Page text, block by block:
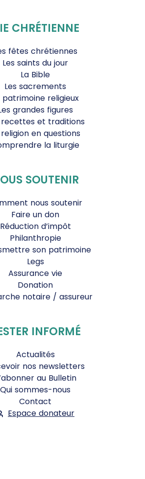
CHRÉTIENNE
fêtes chrétiennes
Les saints du jour
La Bible
Les sacrements
patrimoine religieux
grandes figures
recettes et traditions
religion en questions
la liturgie
SOUTENIR
nous soutenir
Faire un don
Réduction d’impôt
Philanthropie
son patrimoine
Legs
Assurance vie
Donation
notaire / assureur
INFORMÉ
Actualités
nos newsletters
au Bulletin
Qui sommes-nous
Contact
Espace donateur